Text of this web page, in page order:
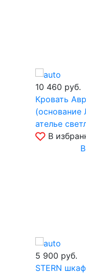
10 460 руб.
Кровать
ателье
В
5 900 руб.
STERN